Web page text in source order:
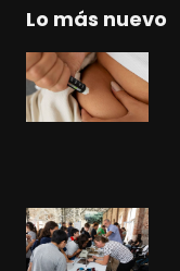
Lo más nuevo